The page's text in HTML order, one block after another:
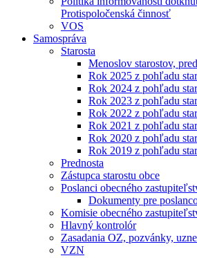
Protispoločenská činnosť
VOS
Samospráva
Starosta
Menoslov starostov,
Rok 2025 z pohľadu
Rok 2024 z pohľadu
Rok 2023 z pohľadu
Rok 2022 z pohľadu
Rok 2021 z pohľadu
Rok 2020 z pohľadu
Rok 2019 z pohľadu
Prednosta
Zástupca starostu obce
Poslanci obecného
Dokumenty pre
Komisie obecného
Hlavný kontrolór
Zasadania OZ, pozvánky,
VZN